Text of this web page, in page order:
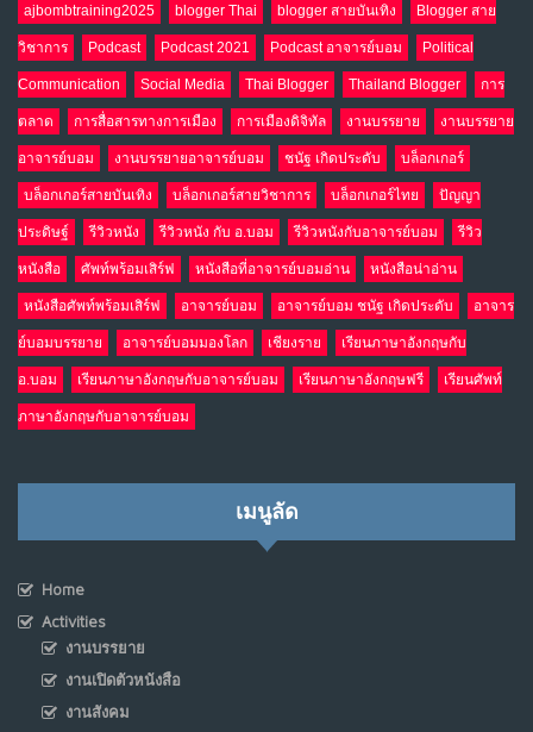
10 อินโดนีเซีย กับเกมอำนาจที่มองไม่เห็น
เม.ย. 19, 2026
NO COMMENTS
ajbombtraining2025 blogger Thai blogger สายบันเทิง Blogger สาย
วิชาการ Podcast Podcast 2021 Podcast อาจารย์บอม Political
Communication Social Media Thai Blogger Thailand Blogger การ
ตลาด การสื่อสารทางการเมือง การเมืองดิจิทัล งานบรรยาย งานบรรยาย
อาจารย์บอม งานบรรยายอาจารย์บอม ชนัฐ เกิดประดับ บล็อกเกอร์
บล็อกเกอร์สายบันเทิง บล็อกเกอร์สายวิชาการ บล็อกเกอร์ไทย ปัญญา
ประดิษฐ์ รีวิวหนัง รีวิวหนัง กับ อ.บอม รีวิวหนังกับอาจารย์บอม รีวิว
หนังสือ ศัพท์พร้อมเสิร์ฟ หนังสือที่อาจารย์บอมอ่าน หนังสือน่าอ่าน
หนังสือศัพท์พร้อมเสิร์ฟ อาจารย์บอม อาจารย์บอม ชนัฐ เกิดประดับ อาจาร
ย์บอมบรรยาย อาจารย์บอมมองโลก เชียงราย เรียนภาษาอังกฤษกับ
อ.บอม เรียนภาษาอังกฤษกับอาจารย์บอม เรียนภาษาอังกฤษฟรี เรียนศัพท์
ภาษาอังกฤษกับอาจารย์บอม
เมนูลัด
Home
Activities
งานบรรยาย
งานเปิดตัวหนังสือ
งานสังคม